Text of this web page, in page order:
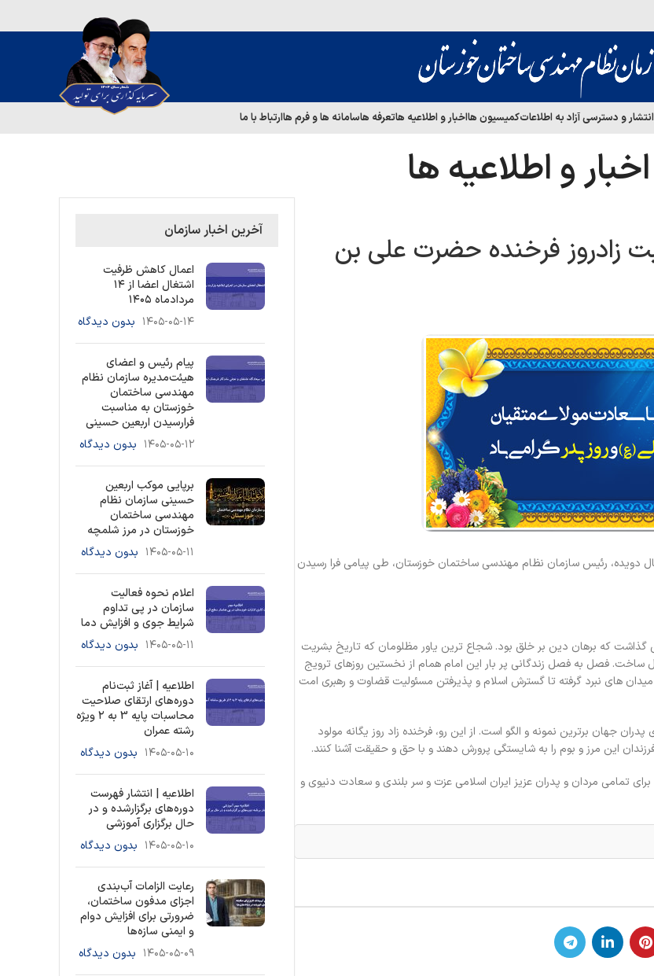
انتشار و دسترسی آزاد به اطلاعاتکمیسیون هااخبار و اطلاعیه هاتعرفه هاسامانه ها و فرم هاارتباط با ما
اخبار و اطلاعیه ها
زادروز فرخنده حضرت علی بن
دویده، رئیس سازمان نظام مهندسی ساختمان خوزستان، طی پیامی فرا رسیدن
گذاشت که برهان دین بر خلق بود. شجاع ترین یاور مظلومان که تاریخ بشریت
فصل به فصل زندگانی پر بار این امام همام از نخستین روزهای ترویج
های نبرد گرفته تا گسترش اسلام و پذیرفتن مسئولیت قضاوت و رهبری امت
جهان برترین نمونه و الگو است. از این رو، فرخنده زاد روز یگانه مولود
این مرز و بوم را به شایستگی پرورش دهند و با حق و حقیقت آشنا کنند.
تمامی مردان و پدران عزیز ایران اسلامی عزت و سر بلندی و سعادت دنیوی و
آخرین اخبار سازمان
اعمال کاهش ظرفیت
اشتغال اعضا از ۱۴
مردادماه ۱۴۰۵
۱۴۰۵-۰۵-۱۴ بدون دیدگاه
پیام رئیس و اعضای
هیئت‌مدیره سازمان نظام
مهندسی ساختمان
خوزستان به مناسبت
فرارسیدن اربعین حسینی
۱۴۰۵-۰۵-۱۲ بدون دیدگاه
برپایی موکب اربعین
حسینی سازمان نظام
مهندسی ساختمان
خوزستان در مرز شلمچه
۱۴۰۵-۰۵-۱۱ بدون دیدگاه
اعلام نحوه فعالیت
سازمان در پی تداوم
شرایط جوی و افزایش دما
۱۴۰۵-۰۵-۱۱ بدون دیدگاه
اطلاعیه | آغاز ثبت‌نام
دوره‌های ارتقای صلاحیت
محاسبات پایه 3 به ۲ ویژه
رشته عمران
۱۴۰۵-۰۵-۱۰ بدون دیدگاه
اطلاعیه | انتشار فهرست
دوره‌های برگزارشده و در
حال برگزاری آموزشی
۱۴۰۵-۰۵-۱۰ بدون دیدگاه
رعایت الزامات آب‌بندی
اجزای مدفون ساختمان،
ضرورتی برای افزایش دوام
و ایمنی سازه‌ها
۱۴۰۵-۰۵-۰۹ بدون دیدگاه